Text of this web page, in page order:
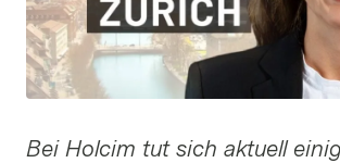
Bei Holcim tut sich aktuell